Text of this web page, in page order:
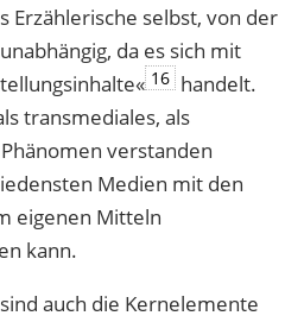
Erzählerische selbst, von der
da es sich mit
16 handelt.
transmediales, als
verstanden
Medien mit den
eigenen Mitteln
kann.
sind auch die Kernelemente